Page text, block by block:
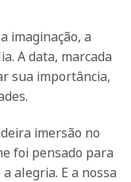
imaginação, a
A data, marcada
sua importância,
imersão no
foi pensado para
alegria. E a nossa